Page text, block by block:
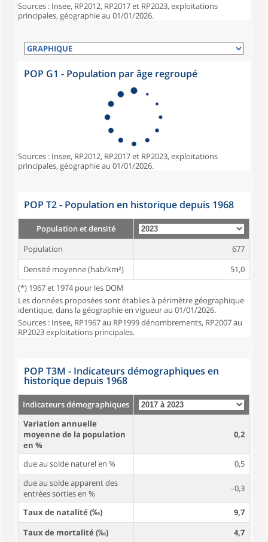
Sources : Insee, RP2012, RP2017 et RP2023, exploitations
principales, géographie au 01/01/2026.
POP G1 - Population par âge regroupé
Sources : Insee, RP2012, RP2017 et RP2023, exploitations
principales, géographie au 01/01/2026.
POP T2 - Population en historique depuis 1968
Population et densité
Population
677
Densité moyenne (hab/km²)
51,0
(*) 1967 et 1974 pour les DOM
Les données proposées sont établies à périmètre géographique
identique, dans la géographie en vigueur au 01/01/2026.
Sources : Insee, RP1967 au RP1999 dénombrements, RP2007 au
RP2023 exploitations principales.
POP T3M - Indicateurs démographiques en
historique depuis 1968
Indicateurs démographiques
Variation annuelle
moyenne de la population
en %
0,2
due au solde naturel en %
0,5
due au solde apparent des
entrées sorties en %
–0,3
Taux de natalité (‰)
9,7
Taux de mortalité (‰)
4,7